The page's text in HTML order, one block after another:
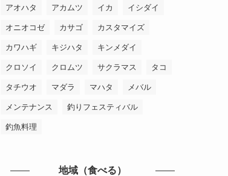
アオハタ アカムツ イカ イシダイ
オニオコゼ カサゴ カスタマイズ
カワハギ キジハタ キンメダイ
クロソイ クロムツ サクラマス タコ
タチウオ マダラ マハタ メバル
メンテナンス 釣りフェスティバル
釣魚料理
地域（食べる）